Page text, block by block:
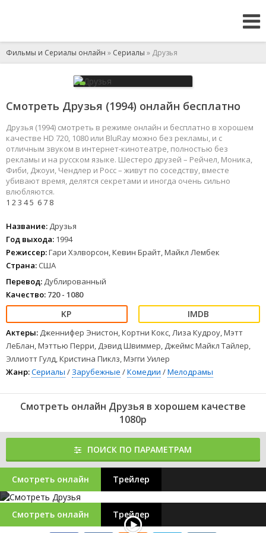
Фильмы и Сериалы онлайн » Сериалы » Друзья
Смотреть Друзья (1994) онлайн бесплатно
Друзья (1994) смотреть в режиме онлайн и бесплатно в хорошем
качестве HD 720, 1080 или BluRay можно без рекламы, и с
отличным звуком в интернет-кинотеатре, полностью без
рекламы и на русском языке. Шестеро друзей – Рейчел, Моника,
Фиби, Джоуи, Чендлер и Росс – живут по соседству, вместе
убивают время, делятся секретами и иногда очень сильно
влюбляются.
1 23 45 67 8
Название: Друзья
Год выхода: 1994
Режиссер:Гари Хэлворсон, Кевин Брайт, Майкл Лембек
Страна: США
Перевод: Дублированный
Качество: 720 - 1080
Актеры: Дженнифер Энистон, Кортни Кокс, Лиза Кудроу, Мэтт
ЛеБлан, Мэттью Перри, Дэвид Швиммер, Джеймс Майкл Тайлер,
Эллиотт Гулд, Кристина Пиклз, Мэгги Уилер
Жанр:Сериалы / Зарубежные /Комедии /Мелодрамы
Смотреть онлайн Друзья в хорошем качестве
1080p
ПОИСК ПО ПАРАМЕТРАМ
Смотреть онлайн Трейлер
Смотреть онлайн Трейлер